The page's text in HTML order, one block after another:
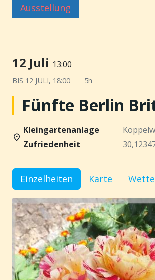
Ausstellung
12 Juli 13:00
BIS 12 JULI, 18:00 5h
Fünfte Berlin
Kleingartenanlage
Zufriedenheit
Einzelheiten Karte